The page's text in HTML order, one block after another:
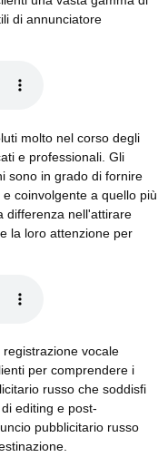
di annunciatore
molto nel corso degli
e professionali. Gli
sono in grado di fornire
coinvolgente a quello più
differenza nell'attirare
la loro attenzione per
vocale
per comprendere i
russo che soddisfi
editing e post-
pubblicitario russo